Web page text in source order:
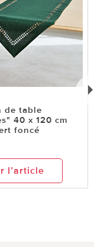
de table
40 x 120 cm
foncé
l’article